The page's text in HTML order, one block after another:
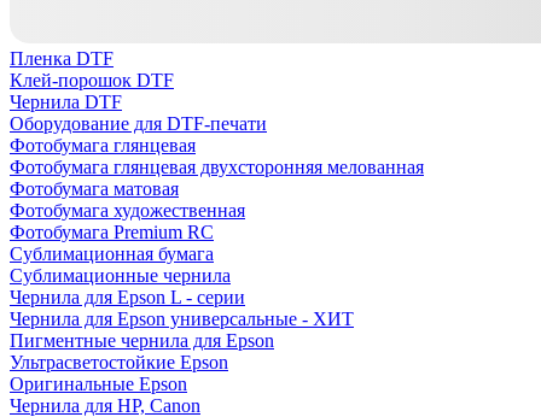
Пленка DTF
Клей-порошок DTF
Чернила DTF
Оборудование для DTF-печати
Фотобумага глянцевая
Фотобумага глянцевая двухсторонняя мелованная
Фотобумага матовая
Фотобумага художественная
Фотобумага Premium RC
Сублимационная бумага
Сублимационные чернила
Чернила для Epson L - серии
Чернила для Epson универсальные - ХИТ
Пигментные чернила для Epson
Ультрасветостойкие Epson
Оригинальные Epson
Чернила для HP, Canon